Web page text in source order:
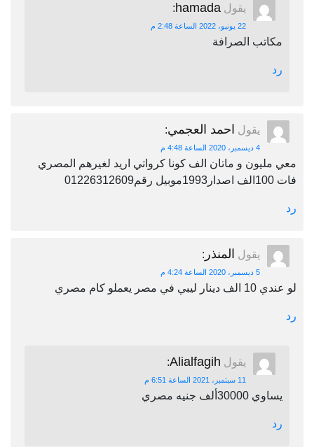
يقول hamada
:
22 يونيو، 2022 الساعة 2:48 م
مكاتب الصرافة
رد
يقول احمد العجمي:
4 ديسمبر، 2020 الساعة 4:48 م
معي مليون و ماتان الف كونا كرواتي اريد لغيرهم المصري
فات 100الف اصدار1993موبيل رقم01226312609
رد
يقول المنذر :
5 ديسمبر، 2020 الساعة 4:24 م
لو عندي 10 الف دينار ليبي في مصر يعملو كام مصري
رد
يقول Alialfagih
:
11 سبتمبر، 2021 الساعة 6:51 م
يساوي 30000ألف جنيه مصري
رد